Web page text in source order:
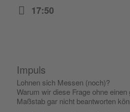
17:50
Impuls
Lohnen sich Messen (noch)?
Warum wir diese Frage ohne
Maßstab gar nicht beantworten